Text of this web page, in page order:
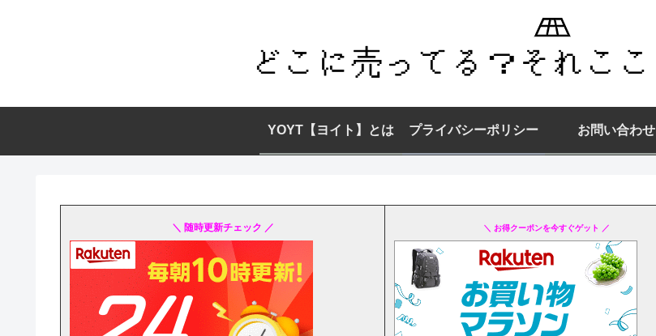
YOYT【ヨイト】とは プライバシーポリシー お問い合わせ
＼ 随時更新チェック ／ ＼ お得クーポンを今すぐゲット ／